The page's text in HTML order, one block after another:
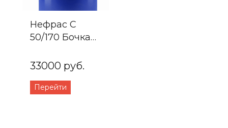
Нефрас С
50/170 Бочка
33000 руб.
Перейти